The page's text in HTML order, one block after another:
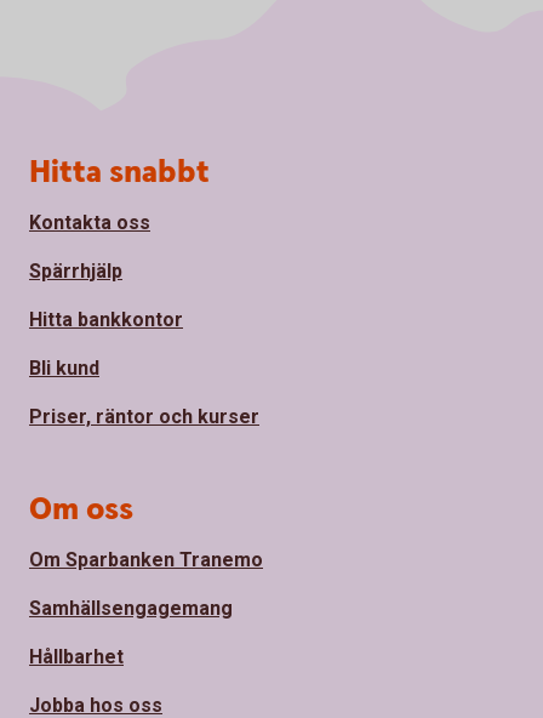
Sidfot
Hitta snabbt
Kontakta oss
Spärrhjälp
Hitta bankkontor
Bli kund
Priser, räntor och kurser
Om oss
Om Sparbanken Tranemo
Samhällsengagemang
Hållbarhet
Jobba hos oss